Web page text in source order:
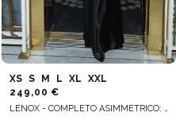
XS S M L XL
XXL
249,00 €
LENOX - COMPLETO ASIMMETRICO: CORSETTO + GONNA